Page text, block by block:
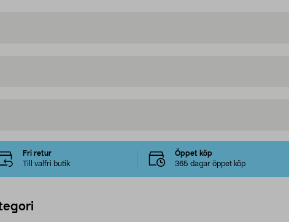
Fri retur
Till valfri butik
Öppet köp
365 dagar öppet köp